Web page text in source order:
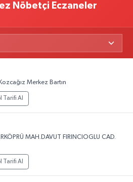
Nöbetçi Eczaneler
Merkez Bartın
Tarifi Al
MAH.DAVUT FIRINCIOGLU CAD.
Tarifi Al